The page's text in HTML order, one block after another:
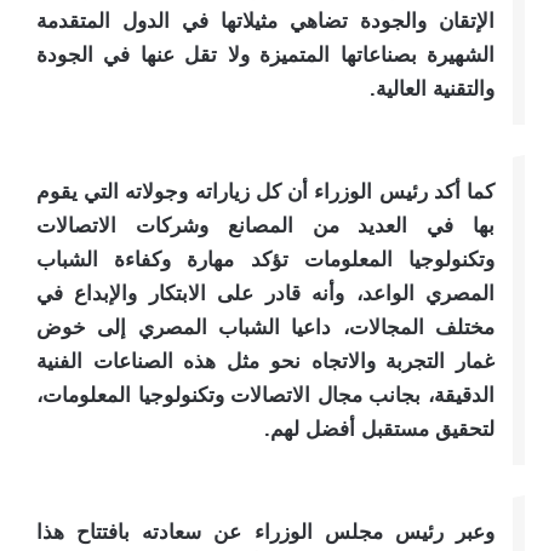
الإتقان والجودة تضاهي مثيلاتها في الدول المتقدمة
الشهيرة بصناعاتها المتميزة ولا تقل عنها في الجودة
والتقنية العالية.
كما أكد رئيس الوزراء أن كل زياراته وجولاته التي يقوم
بها في العديد من المصانع وشركات الاتصالات
وتكنولوجيا المعلومات تؤكد مهارة وكفاءة الشباب
المصري الواعد، وأنه قادر على الابتكار والإبداع في
مختلف المجالات، داعيا الشباب المصري إلى خوض
غمار التجربة والاتجاه نحو مثل هذه الصناعات الفنية
الدقيقة، بجانب مجال الاتصالات وتكنولوجيا المعلومات،
لتحقيق مستقبل أفضل لهم.
وعبر رئيس مجلس الوزراء عن سعادته بافتتاح هذا